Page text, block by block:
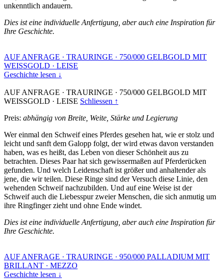
unkenntlich andauern.
Dies ist eine individuelle Anfertigung, aber auch eine Inspiration für
Ihre Geschichte.
AUF ANFRAGE · TRAURINGE · 750/000 GELBGOLD MIT
WEISSGOLD · LEISE
Geschichte lesen ↓
AUF ANFRAGE · TRAURINGE · 750/000 GELBGOLD MIT
WEISSGOLD · LEISE Schliessen ↑
Preis: abhängig von Breite, Weite, Stärke und Legierung
Wer einmal den Schweif eines Pferdes gesehen hat, wie er stolz und
leicht und sanft dem Galopp folgt, der wird etwas davon verstanden
haben, was es heißt, das Leben von dieser Schönheit aus zu
betrachten. Dieses Paar hat sich gewissermaßen auf Pferderücken
gefunden. Und welch Leidenschaft ist größer und anhaltender als
jene, die wir teilen. Diese Ringe sind der Versuch diese Linie, den
wehenden Schweif nachzubilden. Und auf eine Weise ist der
Schweif auch die Liebesspur zweier Menschen, die sich anmutig um
ihre Ringfinger zieht und ohne Ende windet.
Dies ist eine individuelle Anfertigung, aber auch eine Inspiration für
Ihre Geschichte.
AUF ANFRAGE · TRAURINGE · 950/000 PALLADIUM MIT
BRILLANT · MEZZO
Geschichte lesen ↓